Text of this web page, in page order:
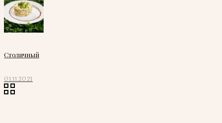
Столичный
01.11.2021